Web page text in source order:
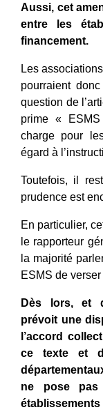
Aussi, cet
entre les
financement.
Les
pourraient
question de
prime «
charge pour
égard à
Toutefois, il
prudence est
En particulier,
le rapporteur
la majorité
ESMS de
Dès lors, et
prévoit une
l’accord
ce texte et
ne pose